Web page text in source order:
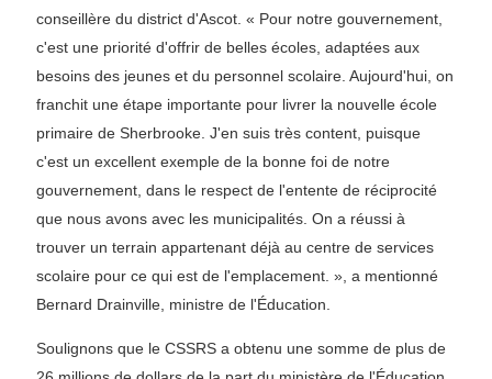
conseillère du district d'Ascot. « Pour notre gouvernement,
c'est une priorité d'offrir de belles écoles, adaptées aux
besoins des jeunes et du personnel scolaire. Aujourd'hui, on
franchit une étape importante pour livrer la nouvelle école
primaire de Sherbrooke. J'en suis très content, puisque
c'est un excellent exemple de la bonne foi de notre
gouvernement, dans le respect de l'entente de réciprocité
que nous avons avec les municipalités. On a réussi à
trouver un terrain appartenant déjà au centre de services
scolaire pour ce qui est de l'emplacement. », a mentionné
Bernard Drainville, ministre de l'Éducation.
Soulignons que le CSSRS a obtenu une somme de plus de